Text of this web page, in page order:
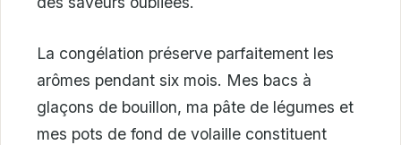
La congélation préserve parfaitement les
arômes pendant six mois. Mes bacs à
glaçons de bouillon, ma pâte de légumes et
mes pots de fond de volaille constituent